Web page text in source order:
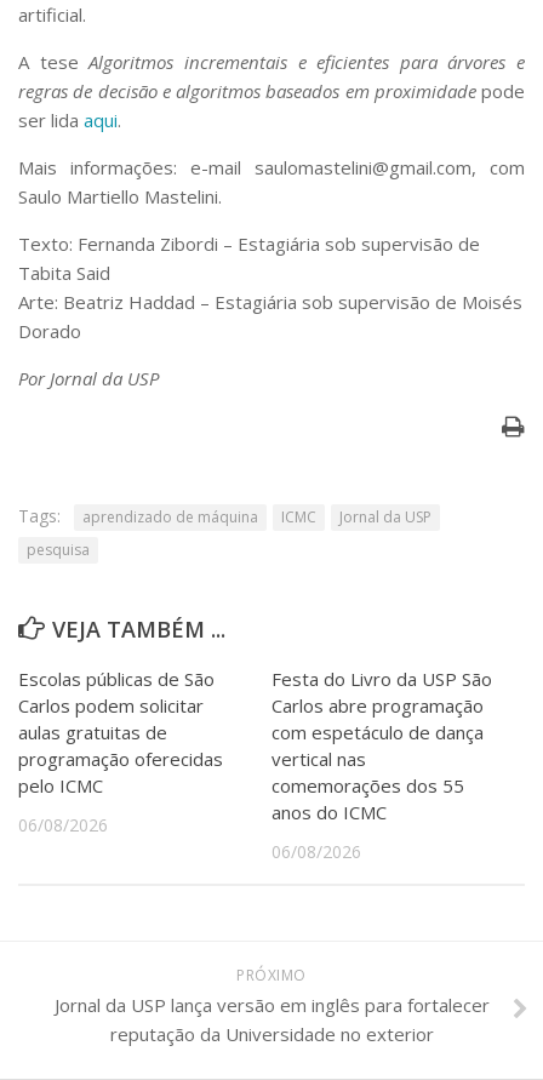
artificial.
A teseAlgoritmos incrementais e eficientes para árvores e
regras de decisão e algoritmos baseados em proximidadepode
ser lida aqui.
Mais informações: e-mail saulomastelini@gmail.com, com
Saulo Martiello Mastelini.
Texto: Fernanda Zibordi – Estagiária sob supervisão de
Tabita Said
Arte: Beatriz Haddad – Estagiária sob supervisão de Moisés
Dorado
Por Jornal da USP
Tags: aprendizado de máquina ICMC
Jornal da USP
pesquisa
VEJA TAMBÉM ...
Escolas públicas de São
Carlos podem solicitar
aulas gratuitas de
programação oferecidas
pelo ICMC
06/08/2026
Festa do Livro da USP São
Carlos abre programação
com espetáculo de dança
vertical nas
comemorações dos 55
anos do ICMC
06/08/2026
PRÓXIMO
Jornal da USP lança versão em inglês para fortalecer
reputação da Universidade no exterior